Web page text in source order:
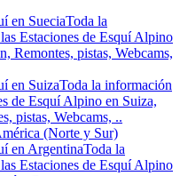
en SueciaToda la
Estaciones de Esquí Alpino
Remontes, pistas, Webcams,
en SuizaToda la información
de Esquí Alpino en Suiza,
pistas, Webcams, ..
(Norte y Sur)
en ArgentinaToda la
Estaciones de Esquí Alpino